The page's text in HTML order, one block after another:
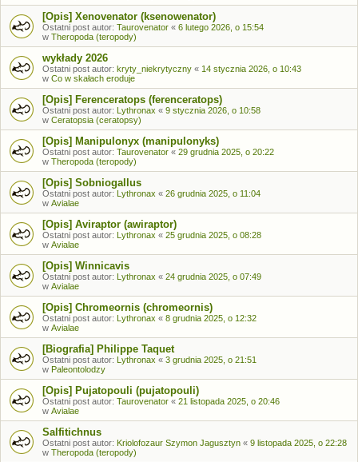
[Opis] Xenovenator (ksenowenator)
Ostatni post autor: Taurovenator « 6 lutego 2026, o 15:54
w Theropoda (teropody)
wykłady 2026
Ostatni post autor: kryty_niekrytyczny « 14 stycznia 2026, o 10:43
w Co w skałach eroduje
[Opis] Ferenceratops (ferenceratops)
Ostatni post autor: Lythronax « 9 stycznia 2026, o 10:58
w Ceratopsia (ceratopsy)
[Opis] Manipulonyx (manipulonyks)
Ostatni post autor: Taurovenator « 29 grudnia 2025, o 20:22
w Theropoda (teropody)
[Opis] Sobniogallus
Ostatni post autor: Lythronax « 26 grudnia 2025, o 11:04
w Avialae
[Opis] Aviraptor (awiraptor)
Ostatni post autor: Lythronax « 25 grudnia 2025, o 08:28
w Avialae
[Opis] Winnicavis
Ostatni post autor: Lythronax « 24 grudnia 2025, o 07:49
w Avialae
[Opis] Chromeornis (chromeornis)
Ostatni post autor: Lythronax « 8 grudnia 2025, o 12:32
w Avialae
[Biografia] Philippe Taquet
Ostatni post autor: Lythronax « 3 grudnia 2025, o 21:51
w Paleontolodzy
[Opis] Pujatopouli (pujatopouli)
Ostatni post autor: Taurovenator « 21 listopada 2025, o 20:46
w Avialae
Salfitichnus
Ostatni post autor: Kriolofozaur Szymon Jagusztyn « 9 listopada 2025, o 22:28
w Theropoda (teropody)